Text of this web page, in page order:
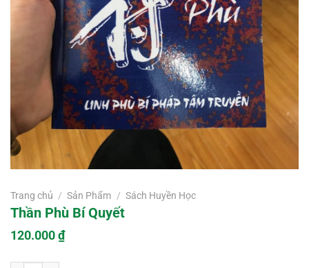
Trang chủ / Sản Phẩm / Sách Huyền Học
Thần Phù Bí Quyết
120.000₫